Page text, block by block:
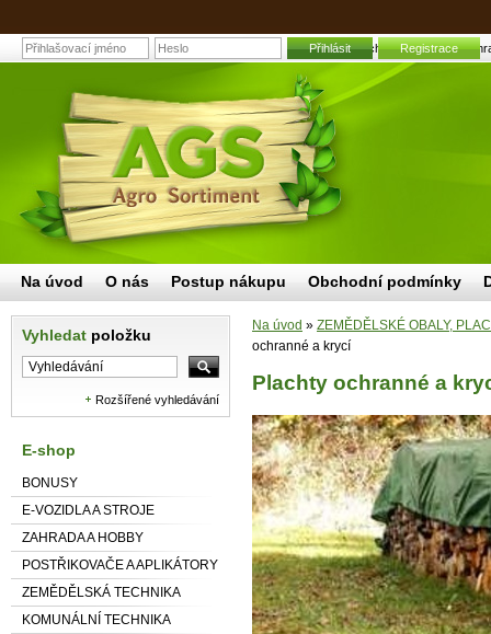
Plachty ochranné a krycí |
Přihlásit Registrace
Vyhledat položku
Rozšířené vyhledávání
E-shop
BONUSY
E-VOZIDLA A STROJE
ZAHRADA A HOBBY
POSTŘIKOVAČE A APLIKÁTORY
ZEMĚDĚLSKÁ TECHNIKA
KOMUNÁLNÍ TECHNIKA
Na úvod » ZEMĚDĚLSKÉ OBALY,
ochranné a krycí
Plachty ochranné a
Na úvod O nás Postup nákupu Obchodní podmínky